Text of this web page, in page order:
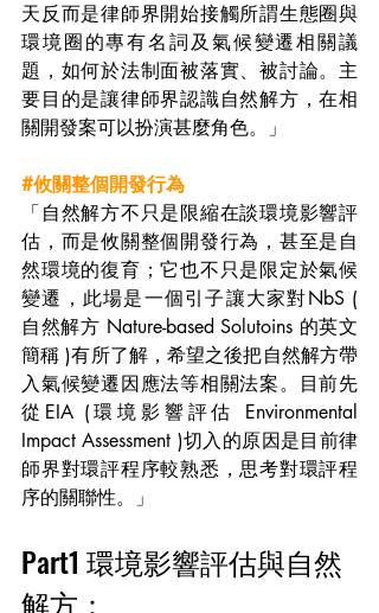
天反而是律師界開始接觸所謂生態圈與
環境圈的專有名詞及氣候變遷相關議
題，如何於法制面被落實、被討論。主
要目的是讓律師界認識自然解方，在相
關開發案可以扮演甚麼角色。」
#攸關整個開發行為
「自然解方不只是限縮在談環境影響評
估，而是攸關整個開發行為，甚至是自
然環境的復育；它也不只是限定於氣候
變遷，此場是一個引子讓大家對NbS (
自然解方 Nature-based Solutoins 的英文
簡稱 )有所了解，希望之後把自然解方帶
入氣候變遷因應法等相關法案。目前先
從EIA (環境影響評估 Environmental
Impact Assessment )切入的原因是目前律
師界對環評程序較熟悉，思考對環評程
序的關聯性。」
Part1 環境影響評估與自然
解方：